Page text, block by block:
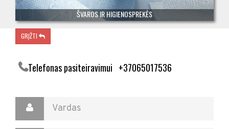
ŠVAROS IR HIGIENOSPREKĖS
GRĮŽTI 
Telefonas pasiteiravimui +37065017536